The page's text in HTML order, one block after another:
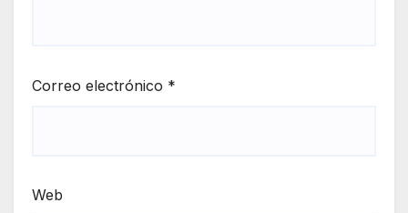
Correo electrónico *
Web